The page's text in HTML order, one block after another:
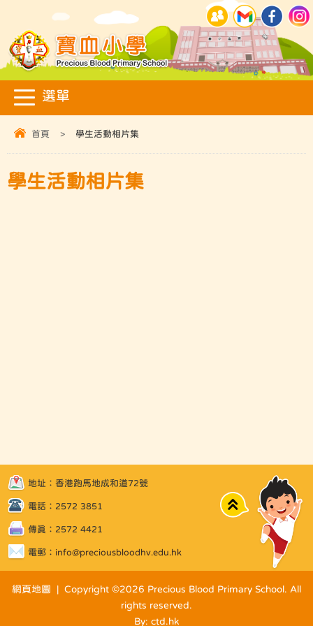
首頁 > 學生活動相片集
學生活動相片集
地址：香港跑馬地成和道72號
電話：2572 3851
傳真：2572 4421
電郵： info@preciousbloodhv.edu.hk
Top
網頁地圖 | Copyright ©2026 Precious Blood Primary School. All
rights reserved.
By: ctd.hk